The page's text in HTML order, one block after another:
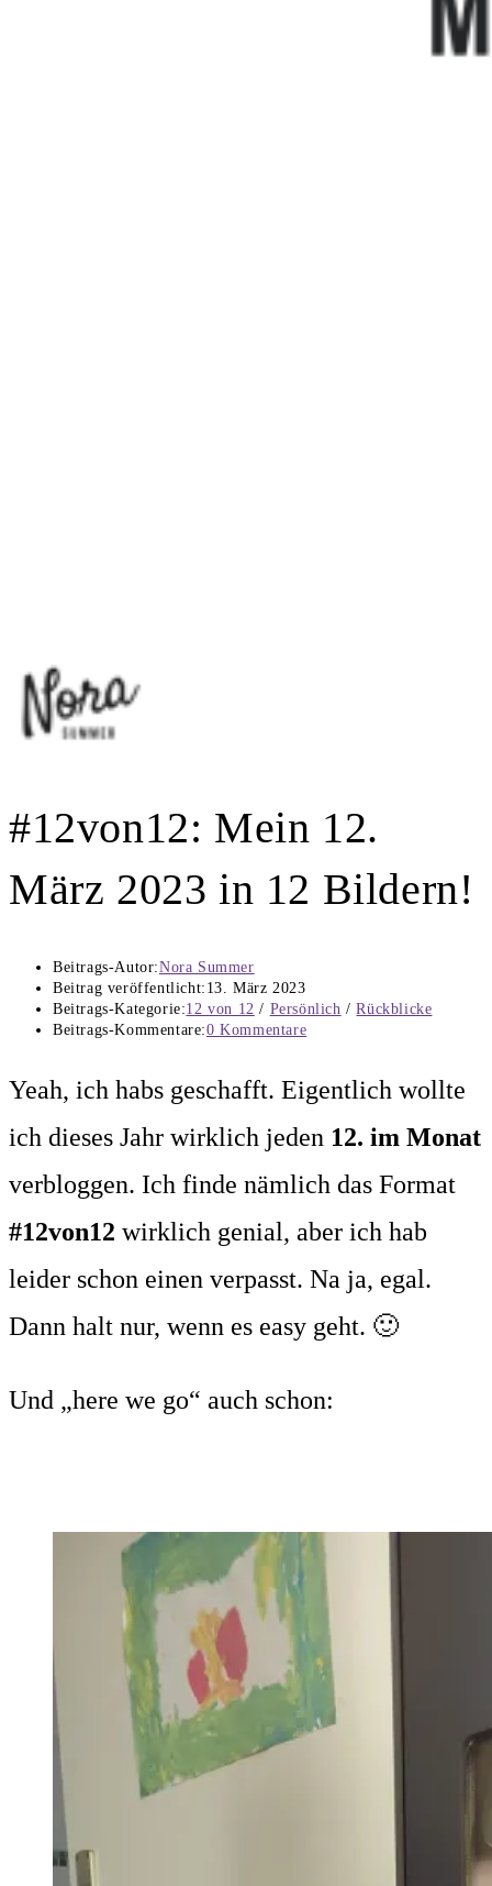
#12von12: Mein 12.
März 2023 in 12 Bildern!
Beitrags-Autor:Nora Summer
Beitrag veröffentlicht: 13. März 2023
Beitrags-Kategorie:12 von 12 / Persönlich / Rückblicke
Beitrags-Kommentare:0 Kommentare
Yeah, ich habs geschafft. Eigentlich wollte
ich dieses Jahr wirklich jeden 12. im Monat
verbloggen. Ich finde nämlich das Format
#12von12 wirklich genial, aber ich hab
leider schon einen verpasst. Na ja, egal.
Dann halt nur, wenn es easy geht. 🙂
Und „here we go“ auch schon: